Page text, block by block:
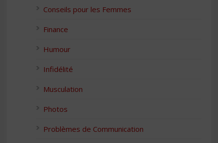
Conseils pour les Femmes
Finance
Humour
Infidélité
Musculation
Photos
Problèmes de Communication